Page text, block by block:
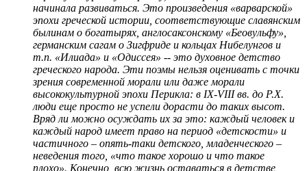
начинала развиваться. Это произведения «варварской»
эпохи греческой истории, соответствующие славянским
былинам о богатырях, англосаксонскому «Беовульфу»,
германским сагам о Зигфриде и кольцах Нибелунгов и
т.п. «Илиада» и «Одиссея» -- это духовное детство
греческого народа. Эти поэмы нельзя оценивать с точки
зрения современной морали или даже морали
высококультурной эпохи Перикла: в IX-VIII вв. до Р.Х.
люди еще просто не успели дорасти до таких высот.
Вряд ли можно осуждать их за это: каждый человек и
каждый народ имеет право на период «детскости» и
частичного – опять-таки детского, младенческого –
неведения того, «что такое хорошо и что такое
плохо». Конечно, всю жизнь оставаться в детстве